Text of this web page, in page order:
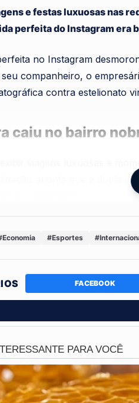
e festas luxuosas nas
perfeita do Instagram era
no Instagram
companheiro, o
contra estelionato
caiu no bairro
aponta que a dupla
de suplementos. O
imediatas.
bancada por
do dinheiro sujo, os
dificultava o
em todo o país.
nos bairros Jardim
#Esportes
FACEBOOK